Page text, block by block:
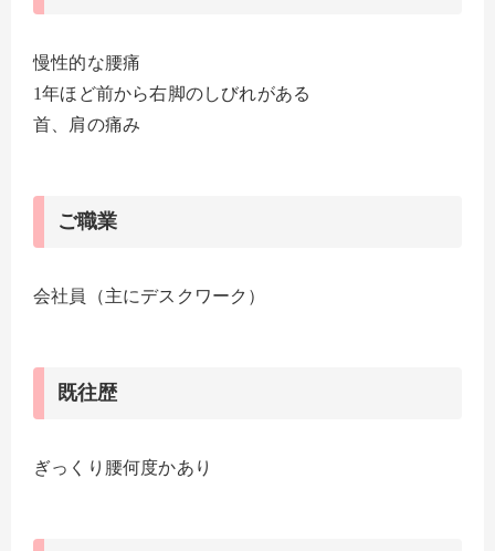
慢性的な腰痛
1年ほど前から右脚のしびれがある
首、肩の痛み
ご職業
会社員（主にデスクワーク）
既往歴
ぎっくり腰何度かあり